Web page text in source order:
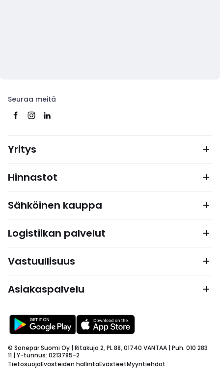
Seuraa meitä
Yritys
Hinnastot
Sähköinen kauppa
Logistiikan palvelut
Vastuullisuus
Asiakaspalvelu
© Sonepar Suomi Oy | Ritakuja 2, PL 88, 01740 VANTAA | Puh. 010 283
11 | Y-tunnus: 0213785-2
TietosuojaEvästeiden hallintaEvästeetMyyntiehdot